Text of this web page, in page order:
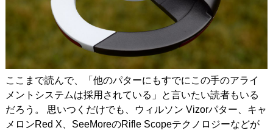
ここまで読んで、「他のパターにもすでにこの手のアライ
メントシステムは採用されている」と言いたい読者もいる
だろう。 思いつくだけでも、ウィルソン Vizorパター、キャ
メロンRed X、SeeMoreのRifle Scopeテクノロジーなどが